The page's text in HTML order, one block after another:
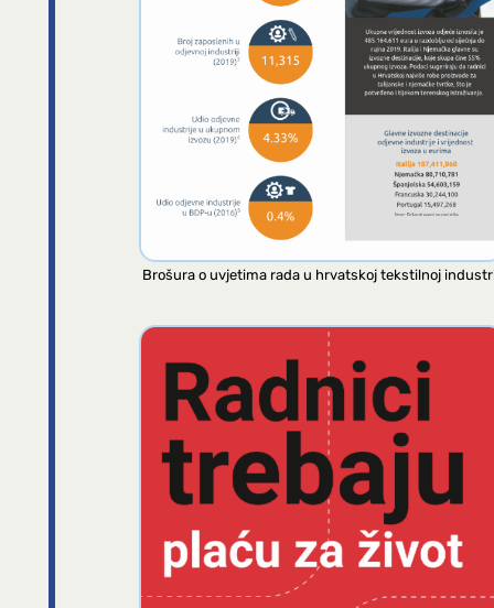
Brošura o uvjetima rada u hrvatskoj tekstilnoj